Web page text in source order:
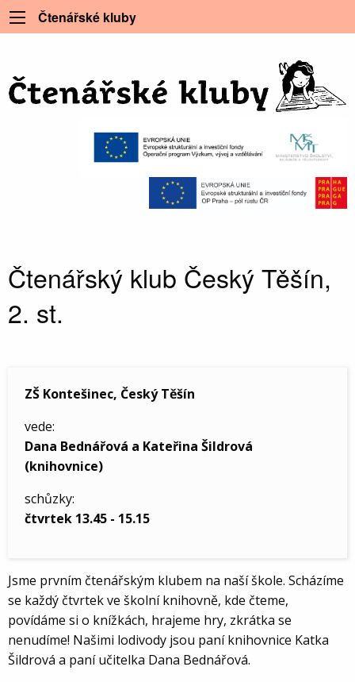
Čtenářské kluby
Čtenářský klub Český Těšín,
2. st.
ZŠ Kontešinec, Český Těšín
vede:
Dana Bednářová a Kateřina Šildrová
(knihovnice)
schůzky:
čtvrtek 13.45 - 15.15
Jsme prvním čtenářským klubem na naší škole. Scházíme
se každý čtvrtek ve školní knihovně, kde čteme,
povídáme si o knížkách, hrajeme hry, zkrátka se
nenudíme! Našimi lodivody jsou paní knihovnice Katka
Šildrová a paní učitelka Dana Bednářová.